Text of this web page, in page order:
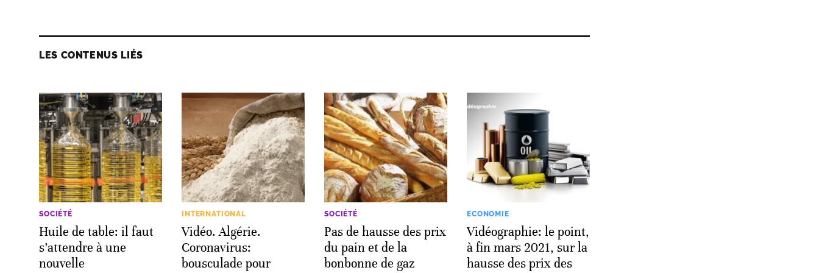
LES CONTENUS LIÉS
SOCIÉTÉ
Huile de table: il faut
s’attendre à une
nouvelle
INTERNATIONAL
Vidéo. Algérie.
Coronavirus:
bousculade pour
SOCIÉTÉ
Pas de hausse des prix
du pain et de la
bonbonne de gaz
ECONOMIE
Vidéographie: le point,
à fin mars 2021, sur la
hausse des prix des